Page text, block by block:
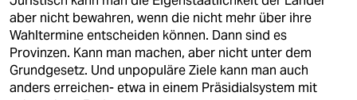
aber nicht bewahren, wenn die nicht mehr über ihre
Wahltermine entscheiden können. Dann sind es
Provinzen. Kann man machen, aber nicht unter dem
Grundgesetz. Und unpopuläre Ziele kann man auch
anders erreichen- etwa in einem Präsidialsystem mit